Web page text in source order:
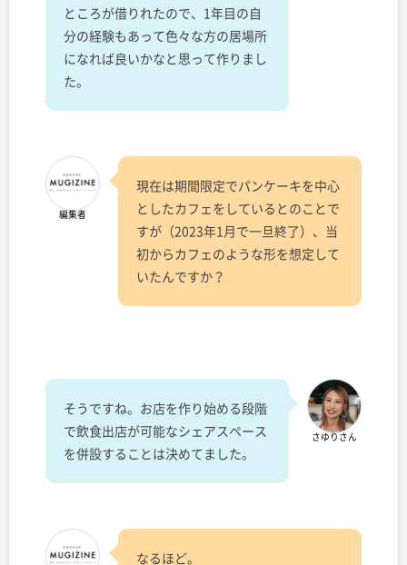
ところが借りれたので、1年目の自
分の経験もあって色々な方の居場所
になれば良いかなと思って作りまし
た。
編集者
現在は期間限定でパンケーキを中心
としたカフェをしているとのことで
すが（2023年1月で一旦終了）、当
初からカフェのような形を想定して
いたんですか？
さゆりさん
そうですね。お店を作り始める段階
で飲食出店が可能なシェアスペース
を併設することは決めてました。
なるほど。